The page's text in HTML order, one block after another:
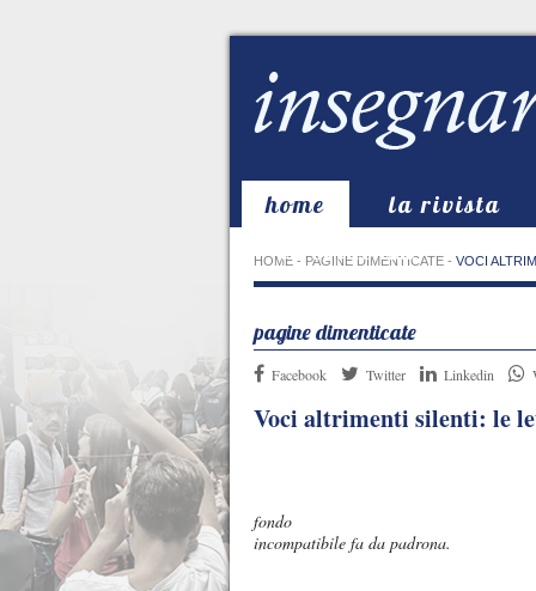
home
la rivista
in evidenza
HOME - PAGINE DIMENTICATE - VOCI
pagine dimenticate
Facebook Twitter Linkedin
Voci altrimenti silenti: le
fondo anche
incompatibile fa da padrona.